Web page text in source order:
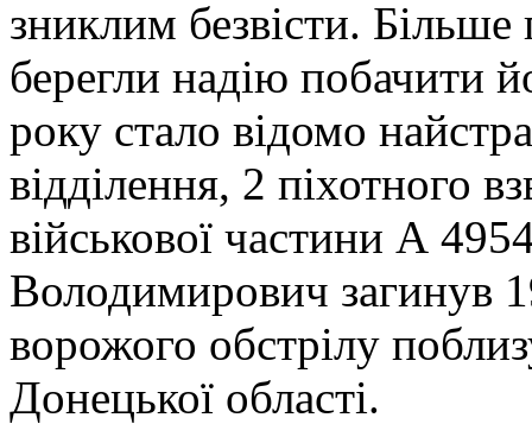
зниклим безвісти. Більше
берегли надію побачити
року стало відомо
відділення, 2 піхотного
військової частини А
Володимирович загинув
ворожого обстрілу
Донецької області.